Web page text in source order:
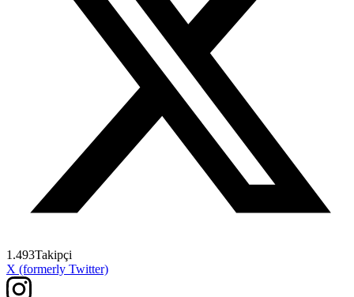
1.493Takipçi
X (formerly Twitter)